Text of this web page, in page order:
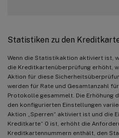
Statistiken zu den
Wenn die Statistikaktion aktiviert ist,
die Kreditkartenüberprüfung erhöht,
Aktion für diese
werden für Rate und Gesamtanzahl
Protokolle gesammelt. Die Erhöhung
den konfigurierten Einstellungen
Aktion „Sperren“ aktiviert ist und die
Kreditkarte“ 0 ist, erhöht die
Kreditkartennummern enthält, den